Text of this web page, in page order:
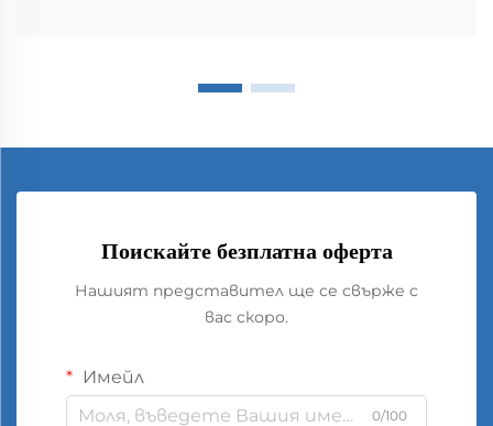
Поискайте безплатна оферта
Нашият представител ще се свърже с
вас скоро.
Имейл
0/100